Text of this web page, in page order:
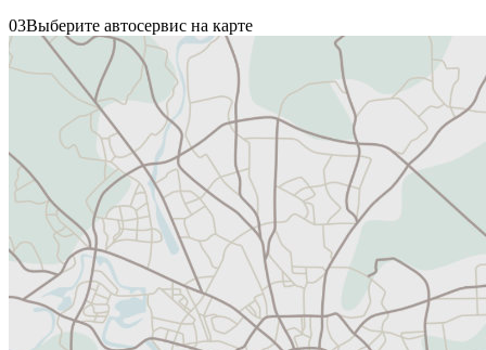
03Выберите автосервис на карте